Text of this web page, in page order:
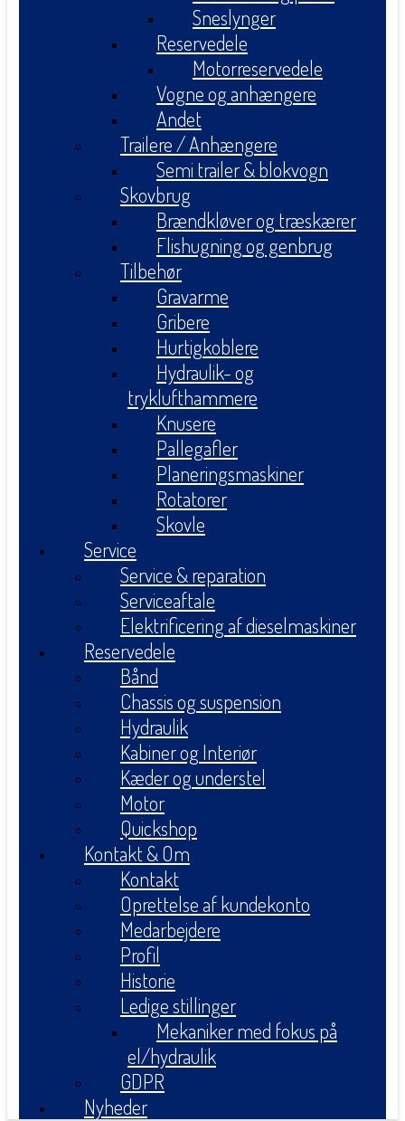
Sneslynger
Reservedele
Motorreservedele
Vogne og anhængere
Andet
Trailere / Anhængere
Semi trailer & blokvogn
Skovbrug
Brændkløver og træskærer
Flishugning og genbrug
Tilbehør
Gravarme
Gribere
Hurtigkoblere
Hydraulik- og
tryklufthammere
Knusere
Pallegafler
Planeringsmaskiner
Rotatorer
Skovle
Service
Service & reparation
Serviceaftale
Elektrificering af dieselmaskiner
Reservedele
Bånd
Chassis og suspension
Hydraulik
Kabiner og Interiør
Kæder og understel
Motor
Quickshop
Kontakt & Om
Kontakt
Oprettelse af kundekonto
Medarbejdere
Profil
Historie
Ledige stillinger
Mekaniker med fokus på
el/hydraulik
GDPR
Nyheder